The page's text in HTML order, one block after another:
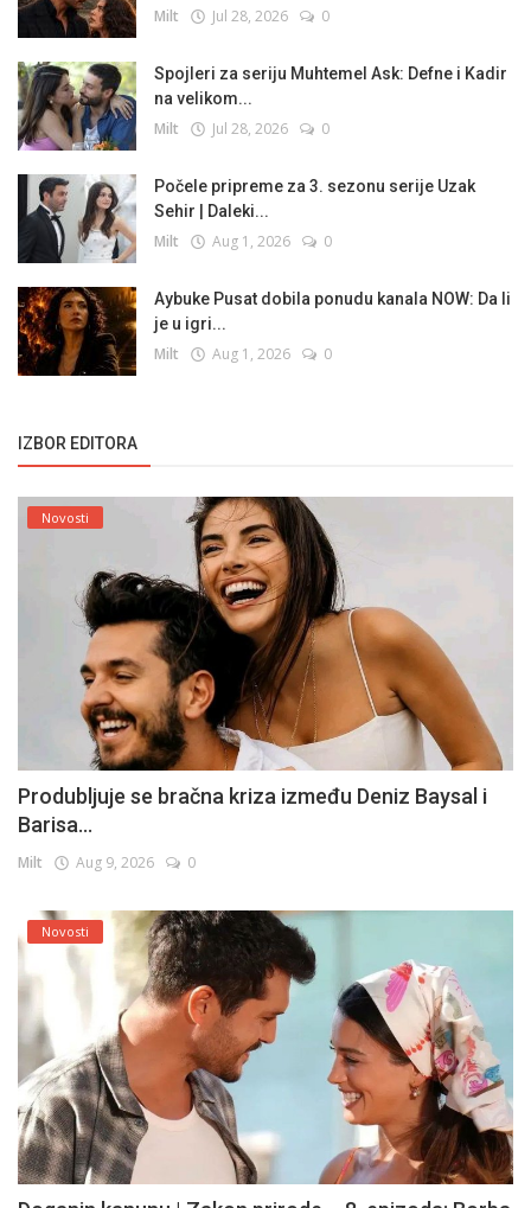
Milt Jul 28, 2026 0
Spojleri za seriju Muhtemel Ask: Defne i Kadir
na velikom...
Milt Jul 28, 2026 0
Počele pripreme za 3. sezonu serije Uzak
Sehir | Daleki...
Milt Aug 1, 2026 0
Aybuke Pusat dobila ponudu kanala NOW: Da li
je u igri...
Milt Aug 1, 2026 0
IZBOR EDITORA
Novosti
Produbljuje se bračna kriza između Deniz Baysal i
Barisa...
Milt Aug 9, 2026 0
Novosti